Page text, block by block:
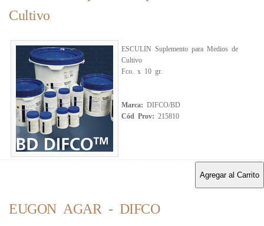
Cultivo
ESCULIN Suplemento para Medios de
Cultivo
Fco. x 10 gr.
Marca: DIFCO/BD
Cód Prov: 215810
Agregar al Carrito
EUGON AGAR - DIFCO